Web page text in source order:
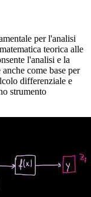
per l'analisi
teorica alle
l'analisi e la
come base per
differenziale e
strumento